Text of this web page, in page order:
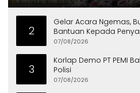
2
Gelar Acara Ngemas,
Bantuan Kepada
07/08/2026
3
Korlap Demo PT PEMI
Polisi
07/08/2026